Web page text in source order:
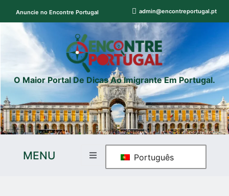
Anuncie no Encontre Portugal admin@encontreportugal.pt
O Maior Portal De Dicas Ao Imigrante Em Portugal.
MENU Português